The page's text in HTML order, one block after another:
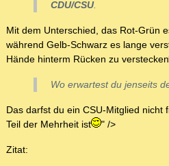
CDU/CSU.
Mit dem Unterschied, das Rot-Grün
während Gelb-Schwarz es lange
Hände hinterm Rücken zu verstecken
Wo erwartest du jenseits
Das darfst du ein CSU-Mitglied nicht
Teil der Mehrheit ist
" />
Zitat: